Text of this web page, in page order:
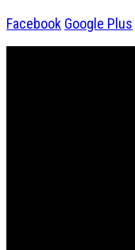
Facebook Google Plus